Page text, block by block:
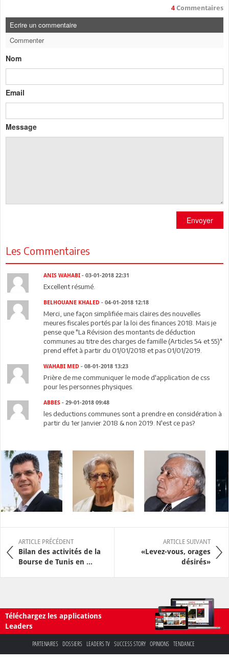
4 Commentaires
Ecrire un commentaire
Commenter
Nom
Email
Message
Envoyer
Les Commentaires
ANIS WAHABI - 03-01-2018 22:31
Excellent résumé.
BELHOUANE KHALED - 04-01-2018 12:18
Merci, une façon simplifiée mais claires des nouvelles
meures fiscales portés par la loi des finances 2018. Mais je
pense que "La Révision des montants de déduction
communes au titre des charges de famille (Articles 54 et 55)"
prend effet à partir du 01/01/2018 et pas 01/01/2019.
WAHABI MED- 08-01-2018 13:23
Prière de me communiquer le mode d'application de css
pour les personnes physiques.
ABBES - 29-01-2018 09:48
les deductions communes sont a prendre en considération à
partir du 1er Janvier 2018 & non 2019. N'est ce pas?
ARTICLE PRÉCÉDENT
Bilan des activités de la
Bourse de Tunis en ...
ARTICLE SUIVANT
«Levez-vous, orages
désirés»
Téléchargez les applications
Leaders
PARTENAIRES DOSSIERS LEADERS TV SUCCESS STORY OPINIONS TENDANCE